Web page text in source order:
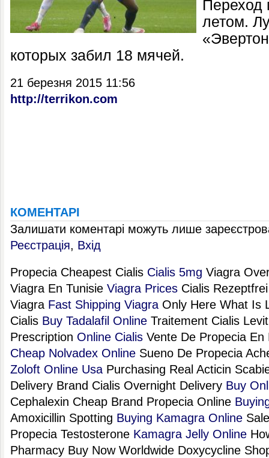
Переход
летом.
которых забил 18 мячей.
21 березня 2015 11:56
http://terrikon.com
КОМЕНТАРІ
Залишати коментарі можуть лише
Реєстрація, Вхід
Propecia Cheapest Cialis Cialis 5mg Viagra
Viagra En Tunisie Viagra Prices Cialis
Viagra Fast Shipping Viagra Only Here What Is
Cialis Buy Tadalafil Online Traitement Cialis
Prescription Online Cialis Vente De Propecia
Cheap Nolvadex Online Sueno De Propecia
Zoloft Online Usa Purchasing Real Acticin
Delivery Brand Cialis Overnight Delivery Buy
Cephalexin Cheap Brand Propecia Online
Amoxicillin Spotting Buying Kamagra Online
Propecia Testosterone Kamagra Jelly Online
Pharmacy Buy Now Worldwide Doxycycline